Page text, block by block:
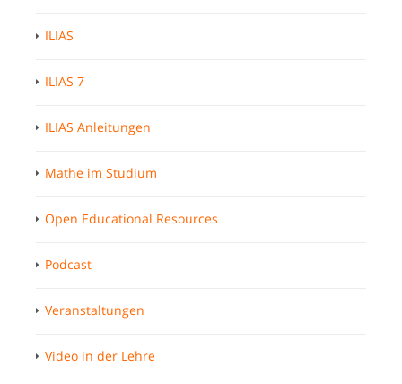
ILIAS
ILIAS 7
ILIAS Anleitungen
Mathe im Studium
Open Educational Resources
Podcast
Veranstaltungen
Video in der Lehre